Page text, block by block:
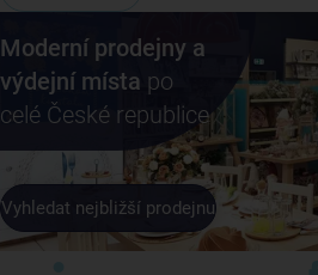
Moderní prodejny a
výdejní místa po
celé České republice
Vyhledat nejbližší prodejnu